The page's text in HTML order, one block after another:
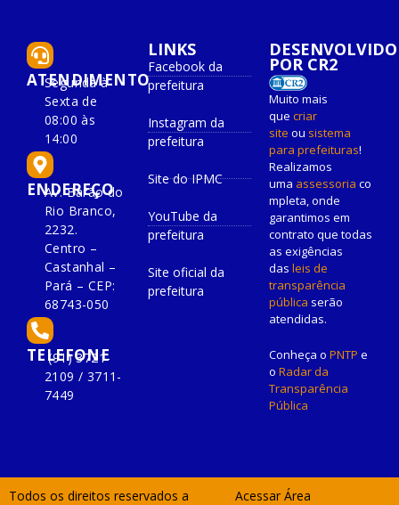
ATENDIMENTO
Segunda à
Sexta de
08:00 às
14:00
ENDEREÇO
Av. Barão do
Rio Branco,
2232.
Centro –
Castanhal –
Pará – CEP:
68743-050
TELEFONE
(91) 3721-
2109 / 3711-
7449
LINKS
Facebook da
prefeitura
Instagram da
prefeitura
Site do IPMC
YouTube da
prefeitura
Site oficial da
prefeitura
DESENVOLVIDO
POR CR2
Muito mais
que criar
site ou sistema
para prefeituras!
Realizamos
uma assessoria co
mpleta, onde
garantimos em
contrato que todas
as exigências
das leis de
transparência
pública serão
atendidas.
Conheça o PNTP e
o Radar da
Transparência
Pública
Todos os direitos reservados a Acessar Área